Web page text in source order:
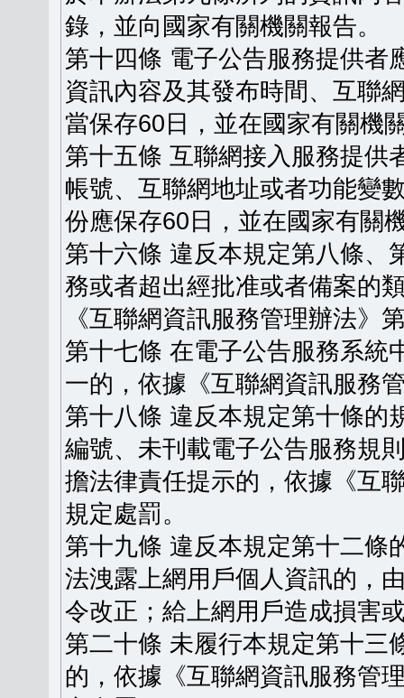
錄，並向國家有關機關報告。
第十四條 電子公告服務提供者
資訊內容及其發布時間、互聯
當保存60日，並在國家有關機
第十五條 互聯網接入服務提供
帳號、互聯網地址或者功能變
份應保存60日，並在國家有關
第十六條 違反本規定第八條、
務或者超出經批准或者備案的
《互聯網資訊服務管理辦法》
第十七條 在電子公告服務系統
一的，依據《互聯網資訊服務
第十八條 違反本規定第十條的
編號、未刊載電子公告服務規
擔法律責任提示的，依據《互
規定處罰。
第十九條 違反本規定第十二條
法洩露上網用戶個人資訊的，
令改正；給上網用戶造成損害
第二十條 未履行本規定第十三
的，依據《互聯網資訊服務管